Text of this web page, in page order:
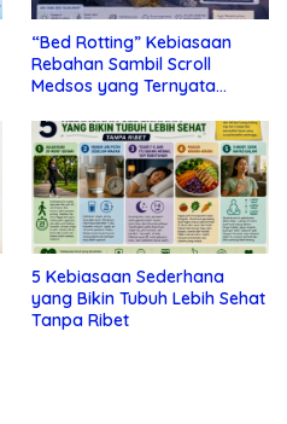
“Bed Rotting” Kebiasaan
Rebahan Sambil Scroll
Medsos yang Ternyata
5 Kebiasaan Sederhana
yang Bikin Tubuh Lebih Sehat
Tanpa Ribet